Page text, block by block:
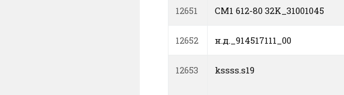
12651 CM1 612-80 32K_31001045
12652 н.д._914517111_00
12653 kssss.s19